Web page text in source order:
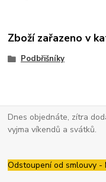
Zboží zařazeno v
Podbřišníky
Dnes objednáte, zítra
vyjma víkendů a svátků.
Odstoupení od smlouvy -